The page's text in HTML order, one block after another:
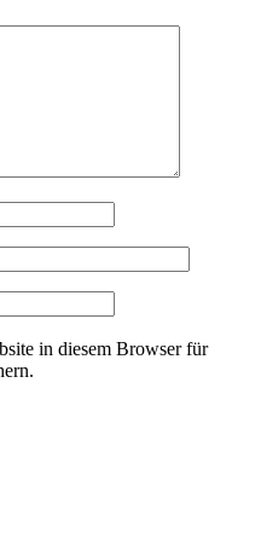
in diesem Browser für